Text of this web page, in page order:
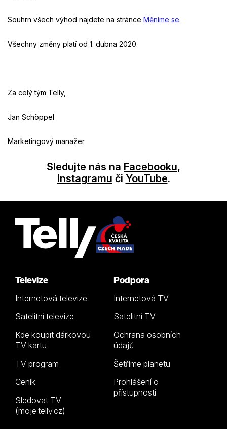
Souhrn všech výhod najdete na stránce Měníme se.
Všechny změny platí od 1. dubna 2020.
Za celý tým Telly,
Jan Schöppel
Marketingový manažer
Sledujte nás na Facebooku,
Instagramu či YouTube.
Televize
Internetová televize
Satelitní televize
Kde koupit dárkovou
TV kartu
TV program
Ceník
Sledovat TV
(moje.telly.cz)
Podpora
Internetová TV
Satelitní TV
Ochrana osobních
údajů
Šetříme planetu
Prohlášení o
přístupnosti